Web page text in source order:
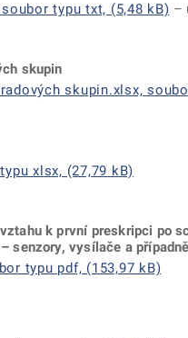
soubor typu txt, (5,48 kB) –
skupin
skupin.xlsx,
xlsx, (27,79 kB)
k první preskripci po
senzory, vysílače a
typu pdf, (153,97 kB)